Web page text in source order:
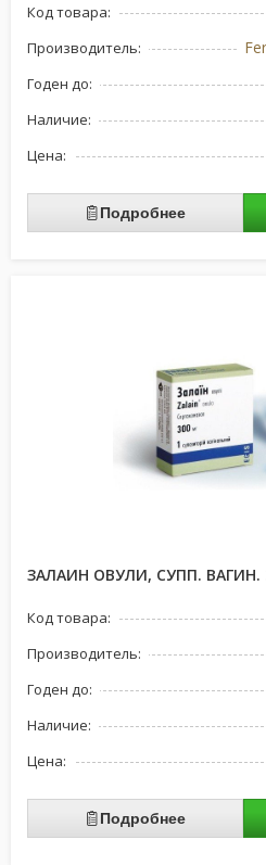
Код товара:
Производитель:
Годен до:
Наличие:
Цена:
Подробнее
ЗАЛАИН ОВУЛИ, СУПП. ВАГИН.
Код товара:
Производитель:
Годен до:
Наличие:
Цена:
Подробнее